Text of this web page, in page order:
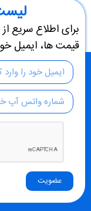
برای اطلاع سریع
قیمت ها، ایمیل
عضویت